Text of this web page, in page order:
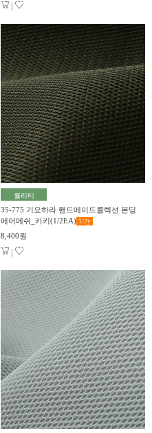
|
퀄리티
35-775 기요하라 핸드메이드콜렉션 본딩
에어메쉬_카키(1/2EA) 1/2y
8,400원
|